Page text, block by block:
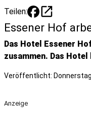
Teilen: open_in_new
Essener Hof
Das Hotel Essener
zusammen. Das
Veröffentlicht:
Anzeige